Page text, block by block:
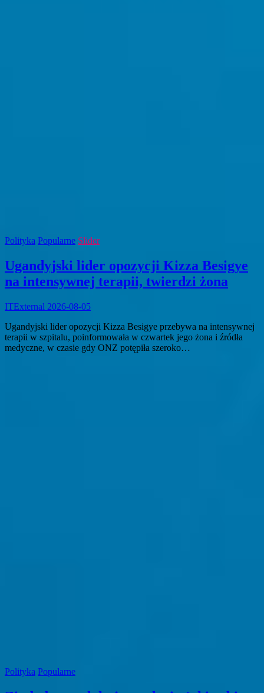
Polityka Popularne Slider
Ugandyjski lider opozycji Kizza Besigye
na intensywnej terapii, twierdzi żona
ITExternal 2026-08-05
Ugandyjski lider opozycji Kizza Besigye przebywa na intensywnej
terapii w szpitalu, poinformowała w czwartek jego żona i źródła
medyczne, w czasie gdy ONZ potępiła szeroko…
Polityka Popularne